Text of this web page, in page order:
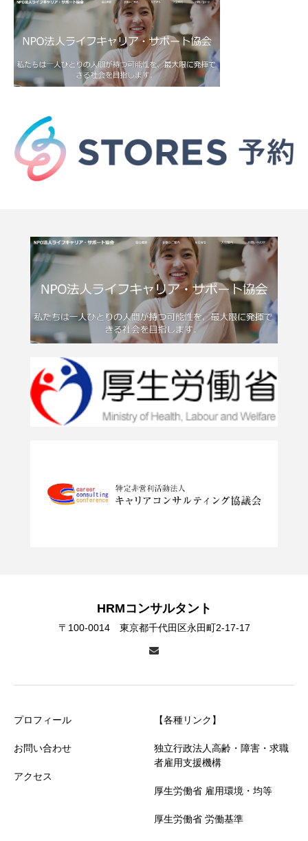
HRMコンサルタント
〒100-0014 東京都千代田区永田町2-17-17
プロフィール
お問い合わせ
アクセス
【各種リンク】
独立行政法人高齢・障害・求職
者雇用支援機構
厚生労働省 雇用環境・均等
厚生労働省 労働基準